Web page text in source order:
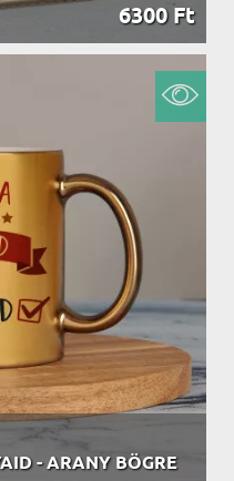
6300 Ft
- ARANY BÖGRE